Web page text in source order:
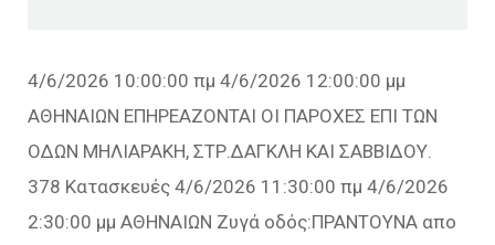
4/6/2026 10:00:00 πμ 4/6/2026 12:00:00 μμ
ΑΘΗΝΑΙΩΝ ΕΠΗΡΕΑΖΟΝΤΑΙ ΟΙ ΠΑΡΟΧΕΣ ΕΠΙ ΤΩΝ
ΟΔΩΝ ΜΗΛΙΑΡΑΚΗ, ΣΤΡ.ΔΑΓΚΛΗ ΚΑΙ ΣΑΒΒΙΔΟΥ.
378 Κατασκευές 4/6/2026 11:30:00 πμ 4/6/2026
2:30:00 μμ ΑΘΗΝΑΙΩΝ Ζυγά οδός:ΠΡΑΝΤΟΥΝΑ απο